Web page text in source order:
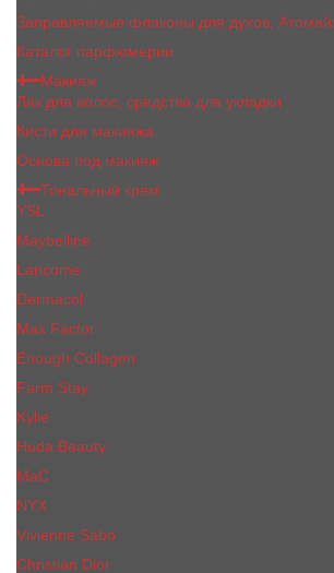
Заправляемые флаконы для духов,
Каталог парфюмерии
Макияж
Лак для волос, средства для укладки
Кисти для макияжа
Основа под макияж
Тональный крем
YSL
Maybelline
Lancome
Dermacol
Max Factor
Enough Collagen
Farm Stay
Kylie
Huda Beauty
МаС
NYX
Vivienne Sabo
Сhristiаn Diоr